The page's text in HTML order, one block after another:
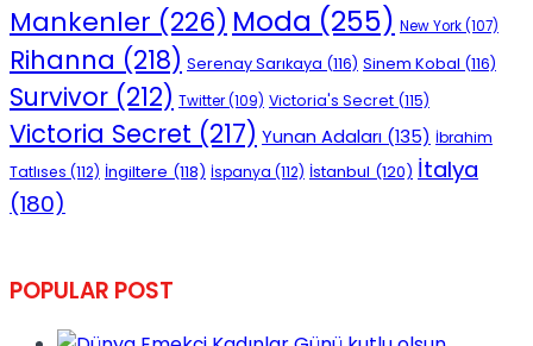
Mankenler (226) Moda (255) New York(107)
Rihanna (218) Serenay Sarıkaya (116) Sinem Kobal (116)
Survivor (212) Twitter(109) Victoria's Secret (115)
Victoria Secret (217) Yunan Adaları (135) İbrahim
Tatlıses (112) İngiltere (118) İspanya (112) İstanbul (120) İtalya
(180)
POPULAR POST